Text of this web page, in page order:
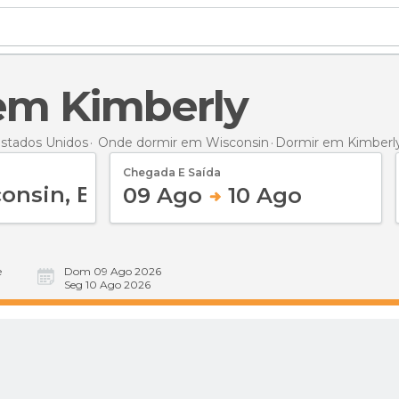
Kimberly
Unidos Onde dormir em Wisconsin Dormir em
Chegada E Saída
09 Ago 10 Ago
Dom 09 Ago 2026
Seg 10 Ago 2026